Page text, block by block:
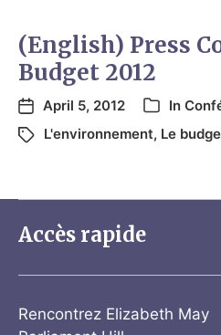
(English) Press
Budget 2012
April 5, 2012 In
L'environnement, Le
Accès rapide
Rencontrez Elizabeth May